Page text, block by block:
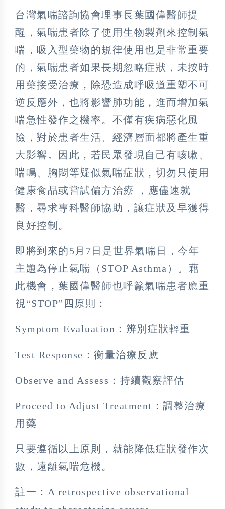
台灣氣喘諮詢協會理事長葉國偉醫師提
醒，氣喘患者除了使用生物製劑來控制氣
喘，吸入型藥物的規律使用也是非常重要
的，氣喘患者如果長期忽略症狀，未按時
用藥接受治療，除恐造成呼吸道重塑不可
逆反應外，也將影響肺功能，進而增加氣
喘急性發作之機率。不僅有疾病惡化風
險，對於患者生活、經濟層面都將產生重
大影響。因此，若民眾發現自己有咳嗽、
喘鳴、胸悶等疑似氣喘症狀，切勿只使用
健康食品或嘗試偏方治療 ，應儘速就
醫，尋求專科醫師協助，讓症狀及早獲得
良好控制。
即將到來的5月7日是世界氣喘日，今年
主題為停止氣喘（STOP Asthma）。藉
此機會，葉國偉醫師也呼籲氣喘患者應重
視“STOP”四原則：
Symptom Evaluation：辨別症狀輕重
Test Response：衡量治療反應
Observe and Assess：持續觀察評估
Proceed to Adjust Treatment：調整治療
用藥
只要遵循以上原則，就能降低症狀發作次
數，遠離氣喘危機。
註一：A retrospective observational